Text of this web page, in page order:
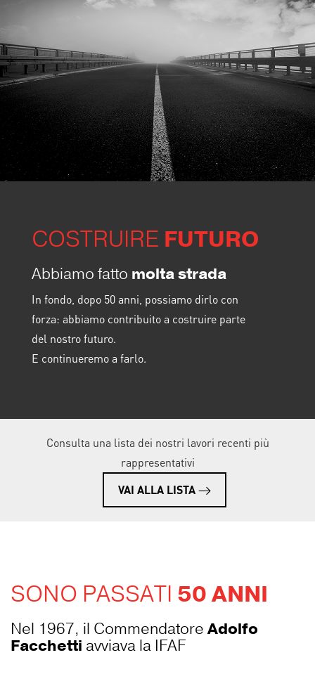
COSTRUIRE FUTURO
Abbiamo fatto molta strada
In fondo, dopo 50 anni, possiamo dirlo con
forza: abbiamo contribuito a costruire parte
del nostro futuro.
E continueremo a farlo.
Consulta una lista dei nostri lavori recenti più
rappresentativi
VAI ALLA LISTA
SONO PASSATI 50 ANNI
Nel 1967, il Commendatore Adolfo
Facchetti avviava la IFAF